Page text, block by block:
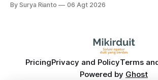
bank ke depannya?
By Surya Rianto 06 Agt 2026
PricingPrivacy and PolicyTerms
Powered by Ghost